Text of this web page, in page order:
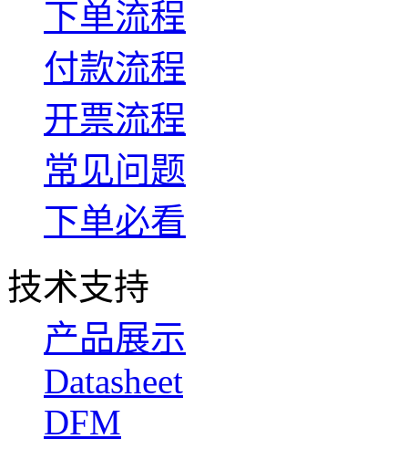
下单流程
付款流程
开票流程
常见问题
下单必看
技术支持
产品展示
Datasheet
DFM